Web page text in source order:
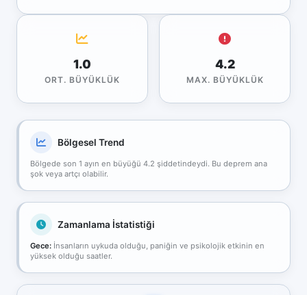
1.0
ORT. BÜYÜKLÜK
4.2
MAX. BÜYÜKLÜK
Bölgesel Trend
Bölgede son 1 ayın en büyüğü 4.2 şiddetindeydi. Bu deprem ana
şok veya artçı olabilir.
Zamanlama İstatistiği
Gece: İnsanların uykuda olduğu, paniğin ve psikolojik etkinin en
yüksek olduğu saatler.